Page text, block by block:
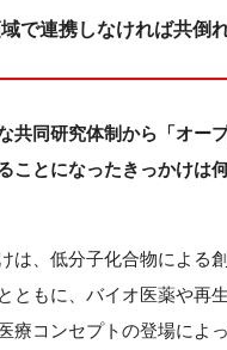
で連携しなければ共倒
同研究体制から「オー
ことになったきっかけは
、低分子化合物による
ともに、バイオ医薬や再
療コンセプトの登場によ